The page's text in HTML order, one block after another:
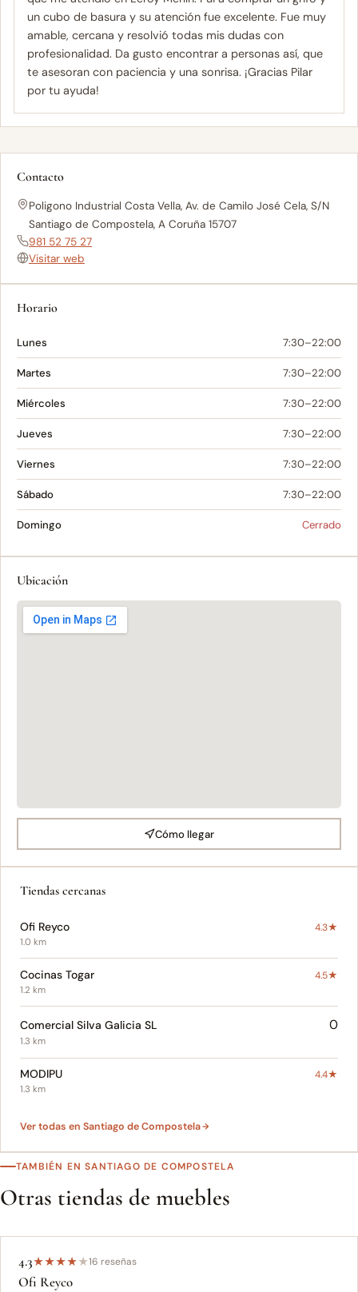
un cubo de basura y su atención fue excelente. Fue muy
amable, cercana y resolvió todas mis dudas con
profesionalidad. Da gusto encontrar a personas así, que
te asesoran con paciencia y una sonrisa. ¡Gracias Pilar
por tu ayuda!
Contacto
Poligono Industrial Costa Vella, Av. de Camilo José Cela, S/N
Santiago de Compostela, A Coruña 15707
981 52 75 27
Visitar web
Horario
Lunes 7:30–22:00
Martes 7:30–22:00
Miércoles 7:30–22:00
Jueves 7:30–22:00
Viernes 7:30–22:00
Sábado 7:30–22:00
Domingo Cerrado
Ubicación
Cómo llegar
Tiendas cercanas
Ofi Reyco 4.3★
1.0 km
Cocinas Togar 4.5★
1.2 km
Comercial Silva Galicia SL 0
1.3 km
MODIPU 4.4★
1.3 km
Ver todas en Santiago de Compostela
TAMBIÉN EN SANTIAGO DE COMPOSTELA
Otras tiendas de muebles
4.3★★★★★16 reseñas
Ofi Reyco